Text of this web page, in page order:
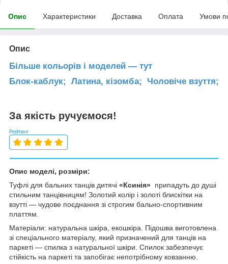
Опис Характеристики Доставка Оплата Умови
Опис
Більше кольорів і моделей — тут
Блок-каблук;
Латина, кізомба; Чоловіче взуття;
За якість ручуємося!
Опис моделі, розміри:
Туфлі для бальних танців дитячі «Ксинія» припадуть до душі
стильним танцівницям! Золотий колір і золоті блискітки на
взутті — чудове поєднання зі строгим бально-спортивним
платтям.
Матеріали: натуральна шкіра, екошкіра. Підошва виготовлена
зі спеціального матеріалу, який призначений для танців на
паркеті — спилка з натуральної шкіри. Спилок забезпечує
стійкість на паркеті та запобігає непотрібному ковзанню.